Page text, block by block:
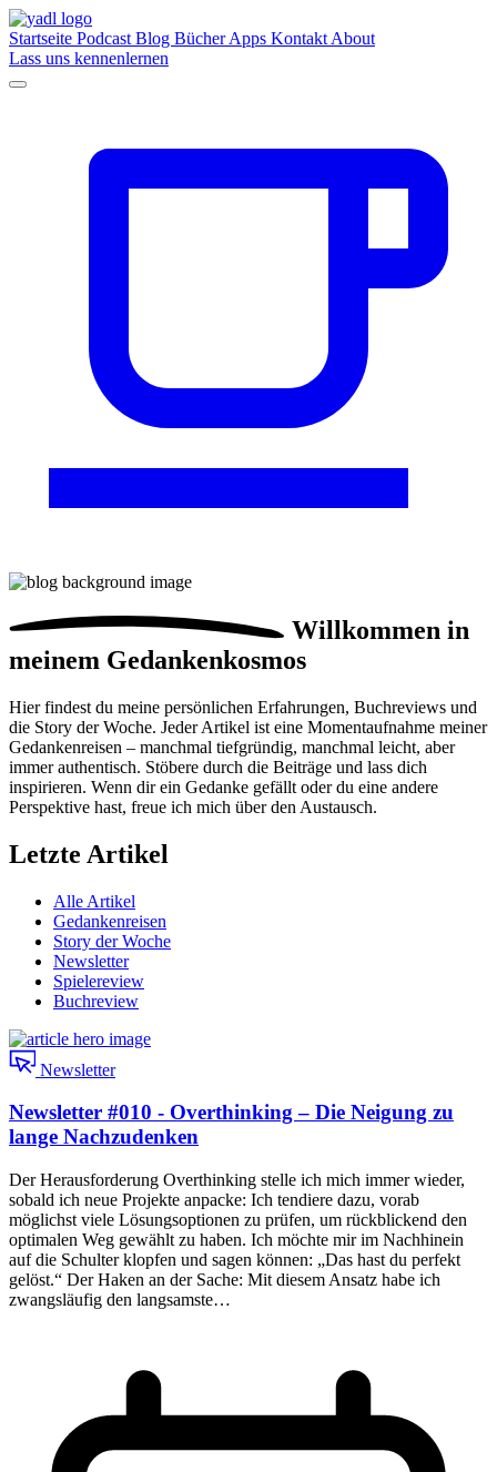
Startseite Podcast Blog BücherApps Kontakt About
Lass uns kennenlernen
Willkommen in
meinem Gedankenkosmos
Hier findest du meine persönlichen Erfahrungen, Buchreviews und
die Story der Woche. Jeder Artikel ist eine Momentaufnahme meiner
Gedankenreisen – manchmal tiefgründig, manchmal leicht, aber
immer authentisch. Stöbere durch die Beiträge und lass dich
inspirieren. Wenn dir ein Gedanke gefällt oder du eine andere
Perspektive hast, freue ich mich über den Austausch.
Letzte Artikel
Alle Artikel
Gedankenreisen
Story der Woche
Newsletter
Spielereview
Buchreview
Newsletter
Newsletter #010 - Overthinking – Die Neigung zu
lange Nachzudenken
Der Herausforderung Overthinking stelle ich mich immer wieder,
sobald ich neue Projekte anpacke: Ich tendiere dazu, vorab
möglichst viele Lösungsoptionen zu prüfen, um rückblickend den
optimalen Weg gewählt zu haben. Ich möchte mir im Nachhinein
auf die Schulter klopfen und sagen können: „Das hast du perfekt
gelöst.“ Der Haken an der Sache: Mit diesem Ansatz habe ich
zwangsläufig den langsamste…